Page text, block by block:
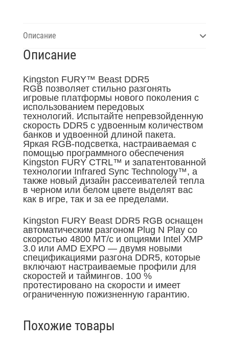
Описание
Описание
Kingston FURY™ Beast DDR5
RGB позволяет стильно разгонять
игровые платформы нового поколения с
использованием передовых
технологий. Испытайте непревзойденную
скорость DDR5 с удвоенным количеством
банков и удвоенной длиной пакета.
Яркая RGB-подсветка, настраиваемая с
помощью программного обеспечения
Kingston FURY CTRL™ и запатентованной
технологии Infrared Sync Technology™, а
также новый дизайн рассеивателей тепла
в черном или белом цвете выделят вас
как в игре, так и за ее пределами.
Kingston FURY Beast DDR5 RGB оснащен
автоматическим разгоном Plug N Play со
скоростью 4800 МТ/с и опциями Intel XMP
3.0 или AMD EXPO — двумя новыми
спецификациями разгона DDR5, которые
включают настраиваемые профили для
скоростей и таймингов. 100 %
протестировано на скорости и имеет
ограниченную пожизненную гарантию.
Похожие товары